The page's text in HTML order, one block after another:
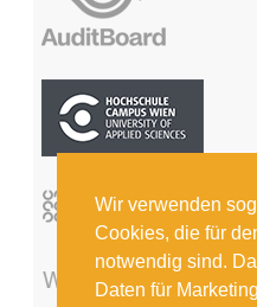
Wir verwenden
Cookies, die für
notwendig sind.
Daten für